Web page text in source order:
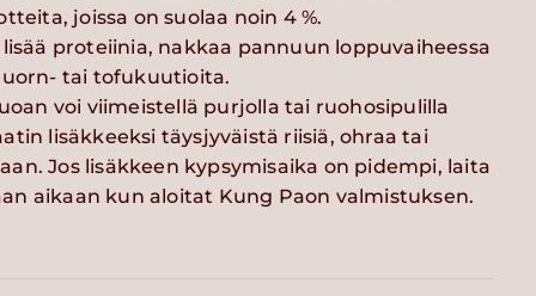
joissa on suolaa noin 4 %.
proteiinia, nakkaa pannuun loppuvaiheessa
tai tofukuutioita.
voi viimeistellä purjolla tai ruohosipulilla
lisäkkeeksi täysjyväistä riisiä, ohraa tai
Jos lisäkkeen kypsymisaika on pidempi, laita
aikaan kun aloitat Kung Paon valmistuksen.